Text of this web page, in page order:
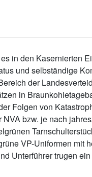
in den Kasernierten
und selbständige
der
in
Folgen von
bzw. je nach
VP-Uniformen mit
Unterführer trugen